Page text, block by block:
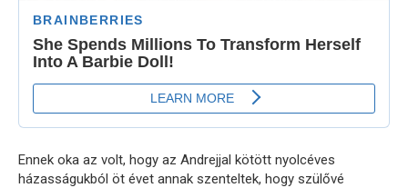
Ennek oka az volt, hogy az Andrejjal kötött nyolcéves
házasságukból öt évet annak szenteltek, hogy szülővé